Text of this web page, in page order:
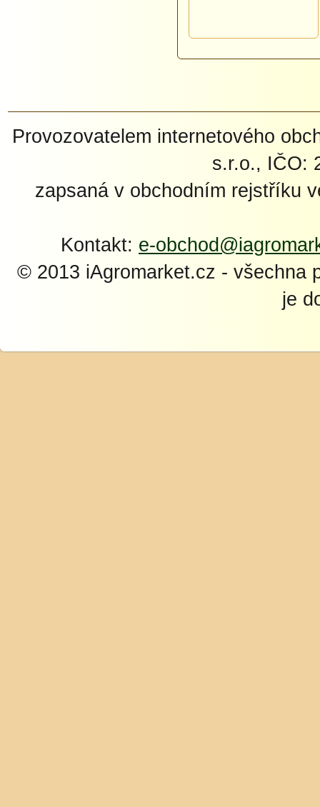
Provozovatelem internetového
s.r.o., IČO:
zapsaná v obchodním rejstříku
Kontakt: e-
© 2013 iAgromarket.cz - všechna
je